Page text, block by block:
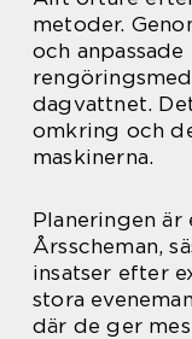
metoder.
och
dagvattnet.
omkring och
maskinerna.
Planeringen är
Årsscheman,
insatser efter
stora
där de ger